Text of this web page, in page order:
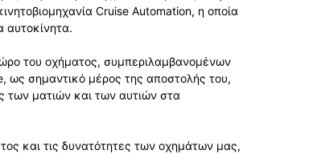
Cruise Automation, η οποία
αυτοκίνητα.
του οχήματος, συμπεριλαμβανομένων
ως σημαντικό μέρος της αποστολής του,
των ματιών και των αυτιών στα
και τις δυνατότητες των οχημάτων μας,